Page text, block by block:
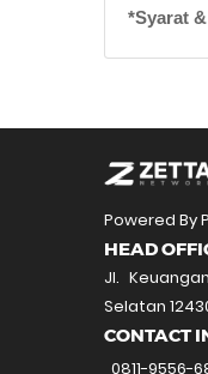
*Syarat
Powered By
HEAD
Jl.
Selatan
CONTACT
0811-9556-